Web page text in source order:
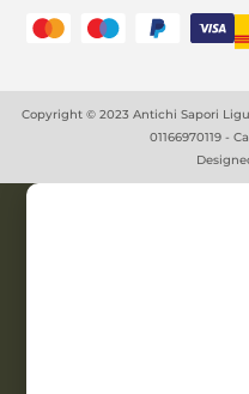
Copyright © 2023 Antichi Sapori
01166970119 -